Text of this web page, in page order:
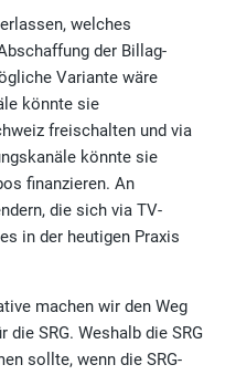
welches
der Billag-
Variante wäre
könnte sie
freischalten und via
könnte sie
finanzieren. An
die sich via TV-
in der heutigen Praxis
machen wir den Weg
SRG. Weshalb die SRG
sollte, wenn die SRG-